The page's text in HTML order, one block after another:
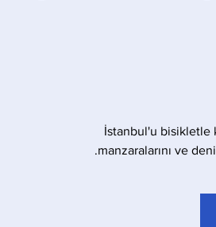
İstanbul'u bisikletle
manzaralarını ve